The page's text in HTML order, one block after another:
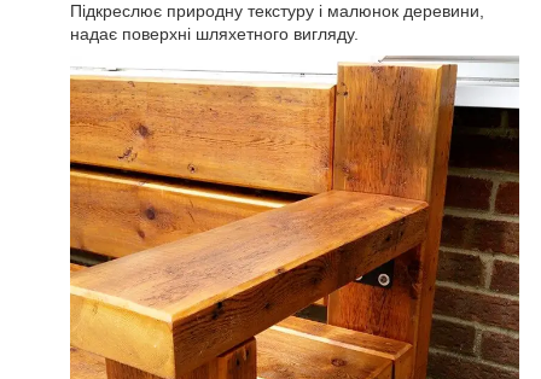
Підкреслює природну текстуру і малюнок деревини,
надає поверхні шляхетного вигляду.